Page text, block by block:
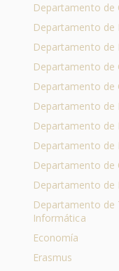
Departamento de
Departamento de
Departamento de
Departamento de
Departamento de
Departamento de
Departamento de
Departamento de
Departamento de
Departamento de
Departamento de
Informática
Economía
Erasmus